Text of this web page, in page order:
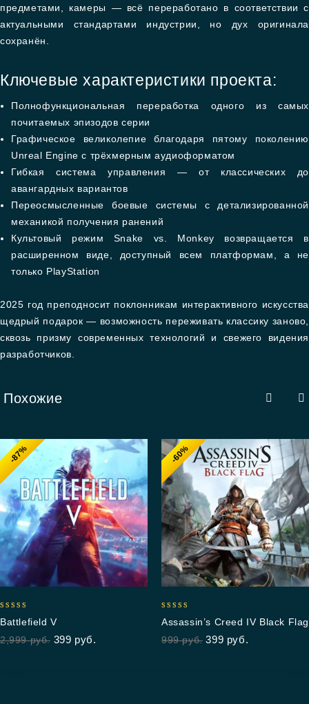
предметами, камеры — всё переработано в соответствии с
актуальными стандартами индустрии, но дух оригинала
сохранён.
Ключевые характеристики проекта:
Полнофункциональная переработка одного из самых
почитаемых эпизодов серии
Графическое великолепие благодаря пятому поколению
Unreal Engine с трёхмерным аудиоформатом
Гибкая система управления — от классических до
авангардных вариантов
Переосмысленные боевые системы с детализированной
механикой получения ранений
Культовый режим Snake vs. Monkey возвращается в
расширенном виде, доступный всем платформам, а не
только PlayStation
2025 год преподносит поклонникам интерактивного искусства
щедрый подарок — возможность переживать классику заново,
сквозь призму современных технологий и свежего видения
разработчиков.
Похожие
-87%
out of 5
Battlefield V
2,999руб. 399 руб.
-60%
out of 5
Assassin’s Creed IV Black Flag
999руб. 399 руб.